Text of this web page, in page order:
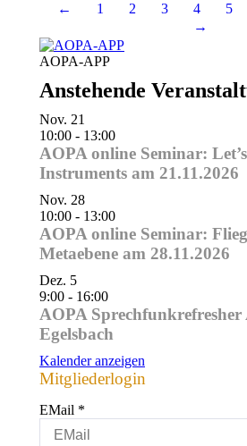
← 1 2 3 4 5
→
AOPA-APP
Anstehende
Nov. 21
10:00 - 13:00
AOPA online Seminar:
Instruments am 21.11.2026
Nov. 28
10:00 - 13:00
AOPA online Seminar:
Metaebene am 28.11.2026
Dez. 5
9:00 - 16:00
AOPA
Egelsbach
Kalender anzeigen
Mitgliederlogin
EMail *